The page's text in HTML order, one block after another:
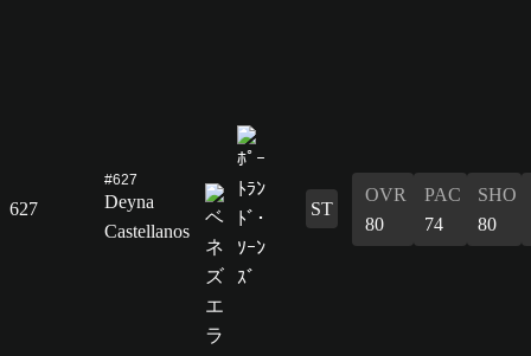
627
#627
Deyna
Castellanos
ST
OVR
80
PAC
74
SHO
80